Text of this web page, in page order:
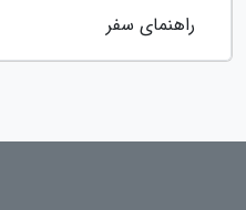
راهنمای سفر